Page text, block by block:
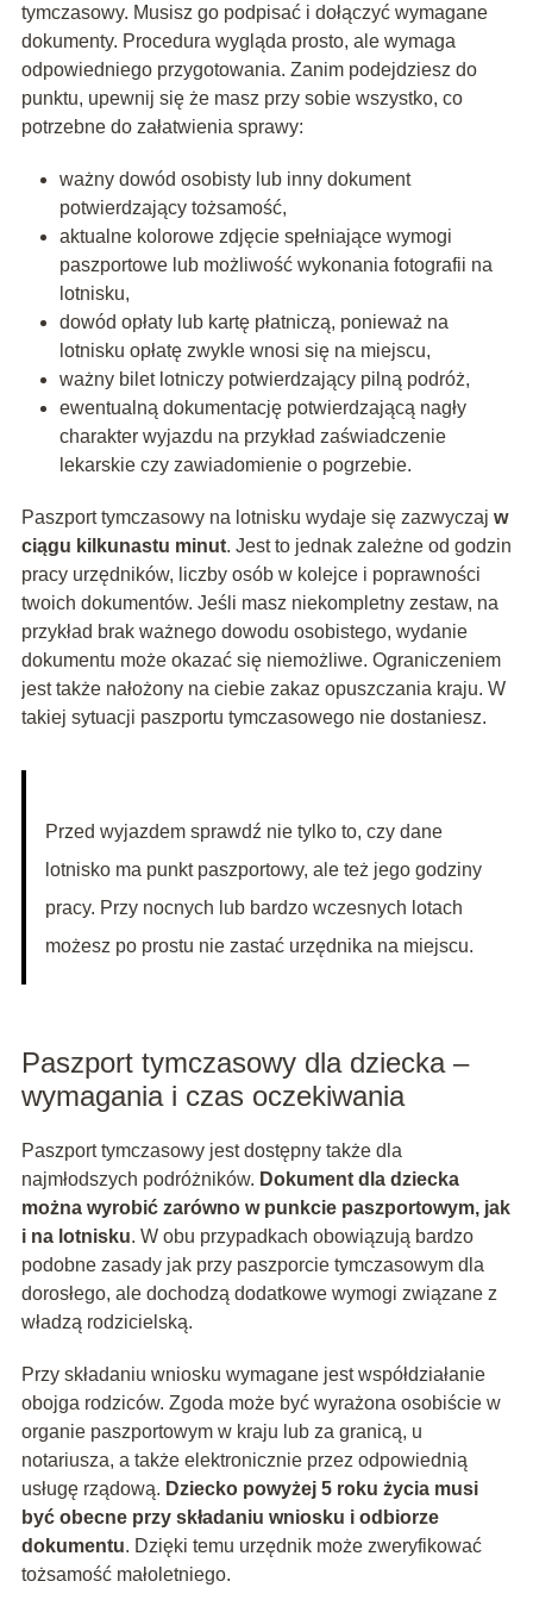
tymczasowy. Musisz go podpisać i dołączyć wymagane
dokumenty. Procedura wygląda prosto, ale wymaga
odpowiedniego przygotowania. Zanim podejdziesz do
punktu, upewnij się że masz przy sobie wszystko, co
potrzebne do załatwienia sprawy:
ważny dowód osobisty lub inny dokument
potwierdzający tożsamość,
aktualne kolorowe zdjęcie spełniające wymogi
paszportowe lub możliwość wykonania fotografii na
lotnisku,
dowód opłaty lub kartę płatniczą, ponieważ na
lotnisku opłatę zwykle wnosi się na miejscu,
ważny bilet lotniczy potwierdzający pilną podróż,
ewentualną dokumentację potwierdzającą nagły
charakter wyjazdu na przykład zaświadczenie
lekarskie czy zawiadomienie o pogrzebie.
Paszport tymczasowy na lotnisku wydaje się zazwyczaj w
ciągu kilkunastu minut. Jest to jednak zależne od godzin
pracy urzędników, liczby osób w kolejce i poprawności
twoich dokumentów. Jeśli masz niekompletny zestaw, na
przykład brak ważnego dowodu osobistego, wydanie
dokumentu może okazać się niemożliwe. Ograniczeniem
jest także nałożony na ciebie zakaz opuszczania kraju. W
takiej sytuacji paszportu tymczasowego nie dostaniesz.
Przed wyjazdem sprawdź nie tylko to, czy dane
lotnisko ma punkt paszportowy, ale też jego godziny
pracy. Przy nocnych lub bardzo wczesnych lotach
możesz po prostu nie zastać urzędnika na miejscu.
Paszport tymczasowy dla dziecka –
wymagania i czas oczekiwania
Paszport tymczasowy jest dostępny także dla
najmłodszych podróżników. Dokument dla dziecka
można wyrobić zarówno w punkcie paszportowym, jak
i na lotnisku. W obu przypadkach obowiązują bardzo
podobne zasady jak przy paszporcie tymczasowym dla
dorosłego, ale dochodzą dodatkowe wymogi związane z
władzą rodzicielską.
Przy składaniu wniosku wymagane jest współdziałanie
obojga rodziców. Zgoda może być wyrażona osobiście w
organie paszportowym w kraju lub za granicą, u
notariusza, a także elektronicznie przez odpowiednią
usługę rządową. Dziecko powyżej 5 roku życia musi
być obecne przy składaniu wniosku i odbiorze
dokumentu. Dzięki temu urzędnik może zweryfikować
tożsamość małoletniego.